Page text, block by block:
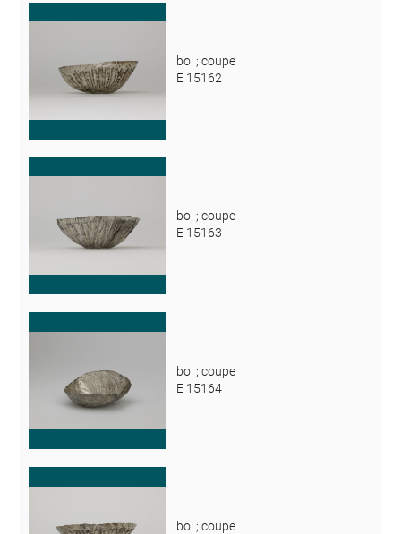
bol ; coupe
E 15162
bol ; coupe
E 15163
bol ; coupe
E 15164
bol ; coupe